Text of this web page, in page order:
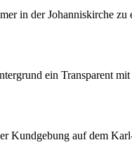
in der Johanniskirche zu
ein Transparent
Kundgebung auf dem